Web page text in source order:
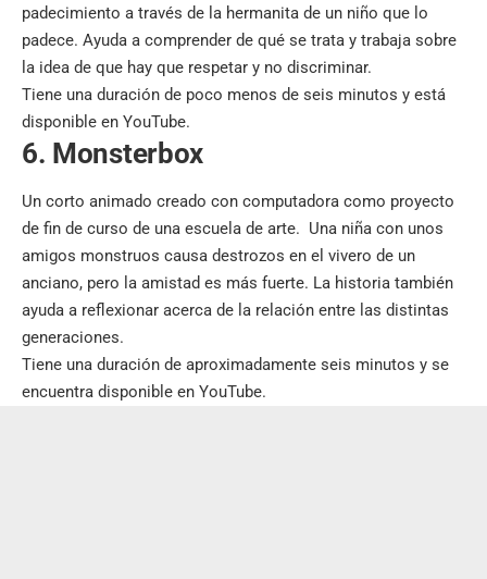
padecimiento a través de la hermanita de un niño que lo
padece. Ayuda a comprender de qué se trata y trabaja sobre
la idea de que hay que respetar y no discriminar.
Tiene una duración de poco menos de seis minutos y está
disponible en YouTube.
6. Monsterbox
Un corto animado creado con computadora como proyecto
de fin de curso de una escuela de arte. Una niña con unos
amigos monstruos causa destrozos en el vivero de un
anciano, pero la amistad es más fuerte. La historia también
ayuda a reflexionar acerca de la relación entre las distintas
generaciones.
Tiene una duración de aproximadamente seis minutos y se
encuentra disponible en YouTube.